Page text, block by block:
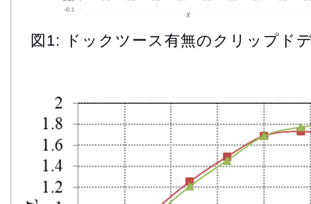
図1: ドックツース有無のクリップド